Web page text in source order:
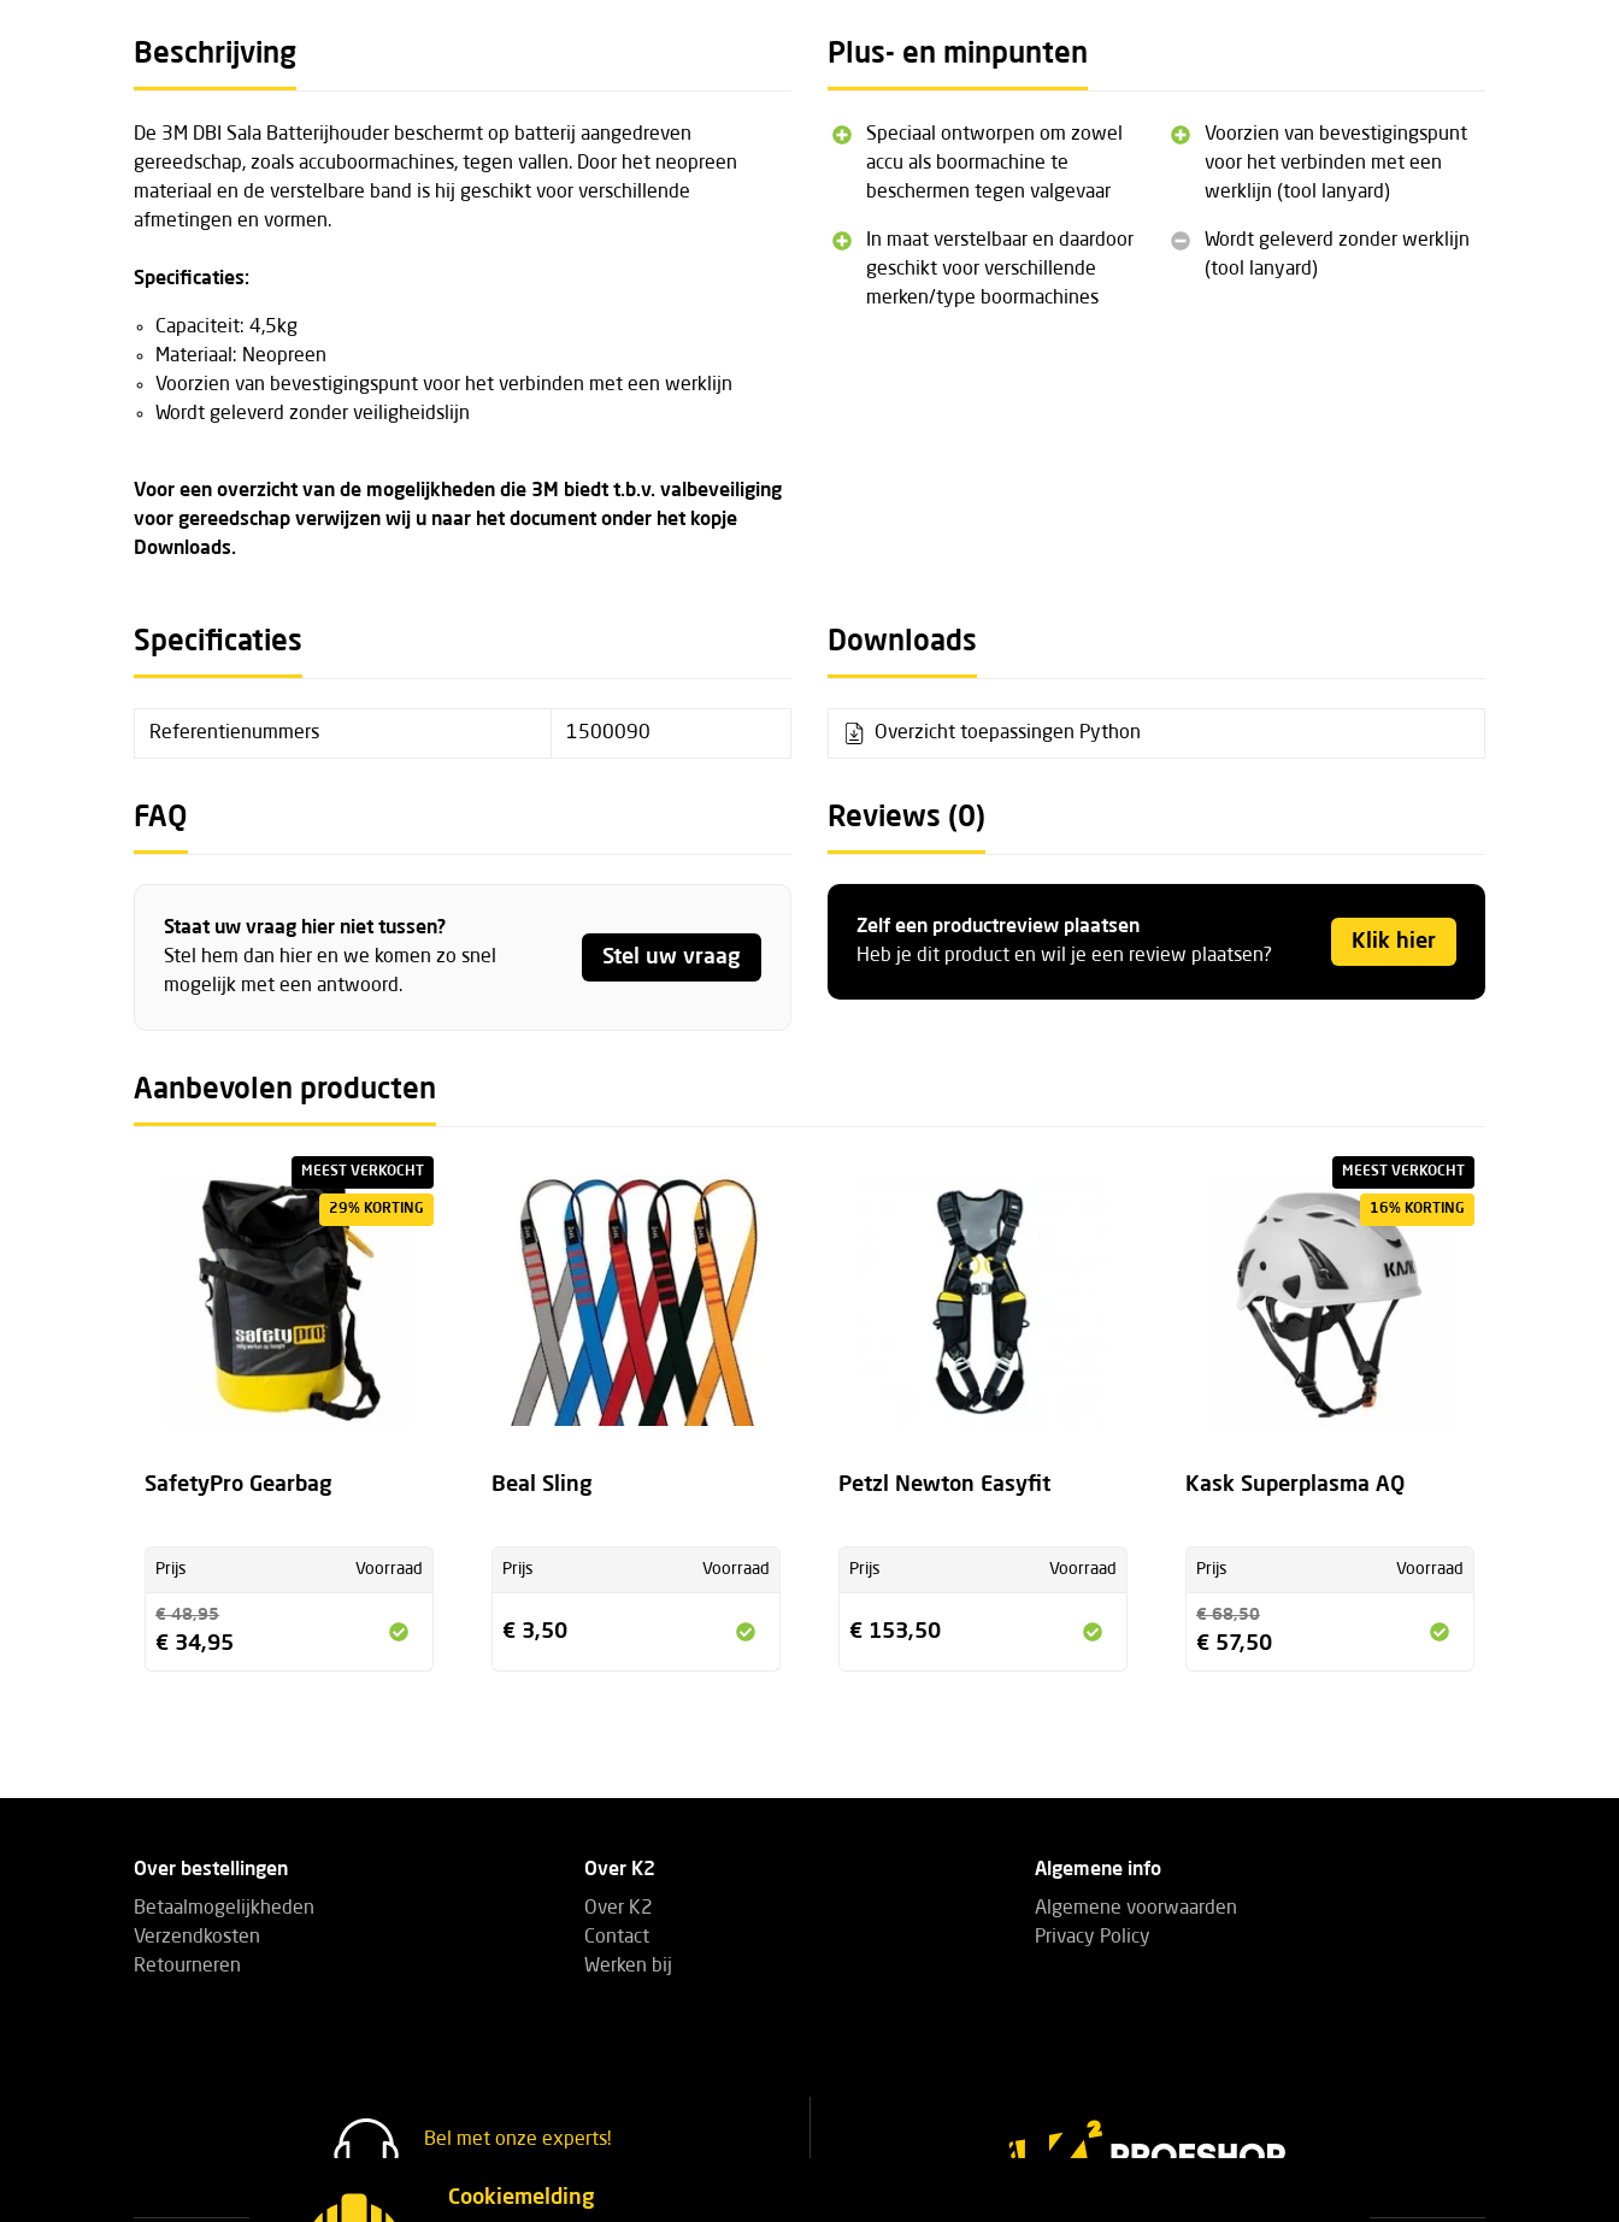
Beschrijving
De 3M DBI Sala Batterijhouder beschermt op batterij aangedreven
gereedschap, zoals accuboormachines, tegen vallen. Door het neopreen
materiaal en de verstelbare band is hij geschikt voor verschillende
afmetingen en vormen.
Specificaties:
Capaciteit: 4,5kg
Materiaal: Neopreen
Voorzien van bevestigingspunt voor het verbinden met een werklijn
Wordt geleverd zonder veiligheidslijn
Voor een overzicht van de mogelijkheden die 3M biedt t.b.v. valbeveiliging
voor gereedschap verwijzen wij u naar het document onder het kopje
Downloads.
Plus- en minpunten
Speciaal ontworpen om zowel
accu als boormachine te
beschermen tegen valgevaar
In maat verstelbaar en daardoor
geschikt voor verschillende
merken/type boormachines
Voorzien van bevestigingspunt
voor het verbinden met een
werklijn (tool lanyard)
Wordt geleverd zonder werklijn
(tool lanyard)
Specificaties
Referentienummers 1500090
Downloads
Overzicht toepassingen Python
FAQ
Staat uw vraag hier niet tussen?
Stel hem dan hier en we komen zo snel
mogelijk met een antwoord.
Stel uw vraag
Reviews (0)
Zelf een productreview plaatsen
Heb je dit product en wil je een review plaatsen?
Klik hier
Aanbevolen producten
MEEST VERKOCHT
29% KORTING
SafetyPro Gearbag
Prijs Voorraad
€ 48,95
€ 34,95
Beal Sling
Prijs Voorraad
€ 3,50
Petzl Newton Easyfit
Prijs Voorraad
€ 153,50
MEEST VERKOCHT
16% KORTING
Kask Superplasma AQ
Prijs Voorraad
€ 68,50
€ 57,50
Over bestellingen
Betaalmogelijkheden
Verzendkosten
Retourneren
Over K2
Over K2
Contact
Werken bij
Algemene info
Algemene voorwaarden
Privacy Policy
Bel met onze experts!
Cookiemelding